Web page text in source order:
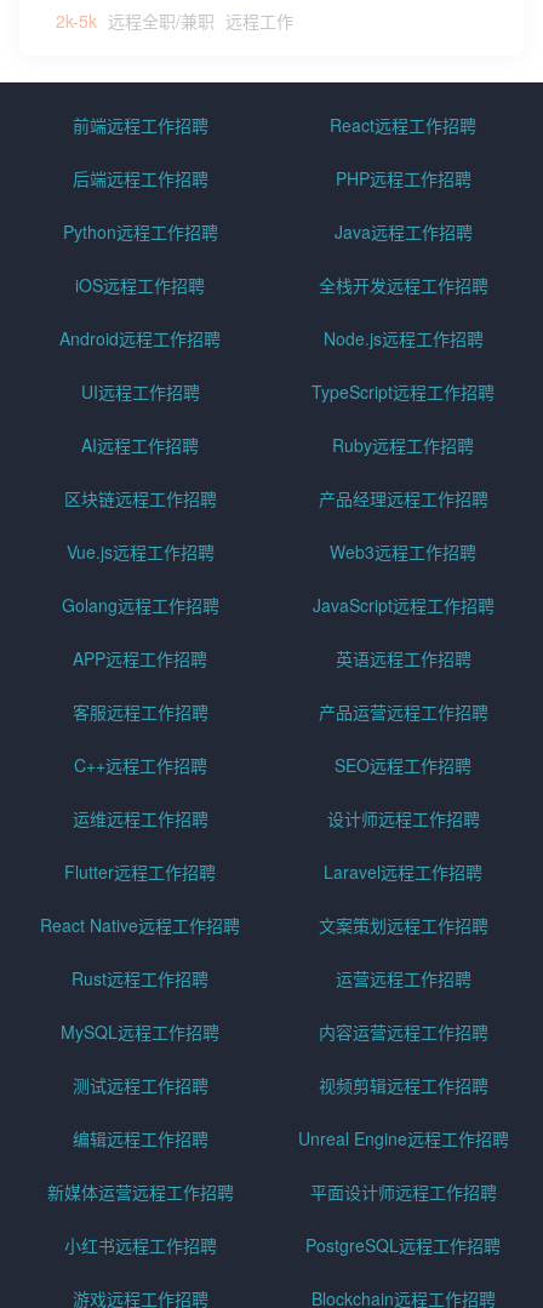
2k-5k 远程全职/兼职 远程工作
前端远程工作招聘 React远程工作招聘
后端远程工作招聘 PHP远程工作招聘
Python远程工作招聘 Java远程工作招聘
iOS远程工作招聘 全栈开发远程工作招聘
Android远程工作招聘 Node.js远程工作招聘
UI远程工作招聘 TypeScript远程工作招聘
AI远程工作招聘 Ruby远程工作招聘
区块链远程工作招聘 产品经理远程工作招聘
Vue.js远程工作招聘 Web3远程工作招聘
Golang远程工作招聘 JavaScript远程工作招聘
APP远程工作招聘 英语远程工作招聘
客服远程工作招聘 产品运营远程工作招聘
C++远程工作招聘 SEO远程工作招聘
运维远程工作招聘 设计师远程工作招聘
Flutter远程工作招聘 Laravel远程工作招聘
React Native远程工作招聘 文案策划远程工作招聘
Rust远程工作招聘 运营远程工作招聘
MySQL远程工作招聘 内容运营远程工作招聘
测试远程工作招聘 视频剪辑远程工作招聘
编辑远程工作招聘 Unreal Engine远程工作招聘
新媒体运营远程工作招聘 平面设计师远程工作招聘
小红书远程工作招聘 PostgreSQL远程工作招聘
游戏远程工作招聘 Blockchain远程工作招聘